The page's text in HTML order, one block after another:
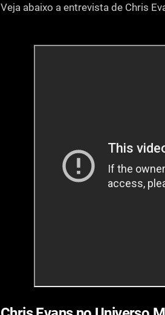
Veja abaixo a entrevista de Chris